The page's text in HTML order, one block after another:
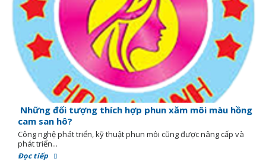
Những đối tượng thích hợp phun xăm môi màu hồng
cam san hô?
Công nghệ phát triển, kỹ thuật phun môi cũng được nâng cấp và
phát triển...
Đọc tiếp